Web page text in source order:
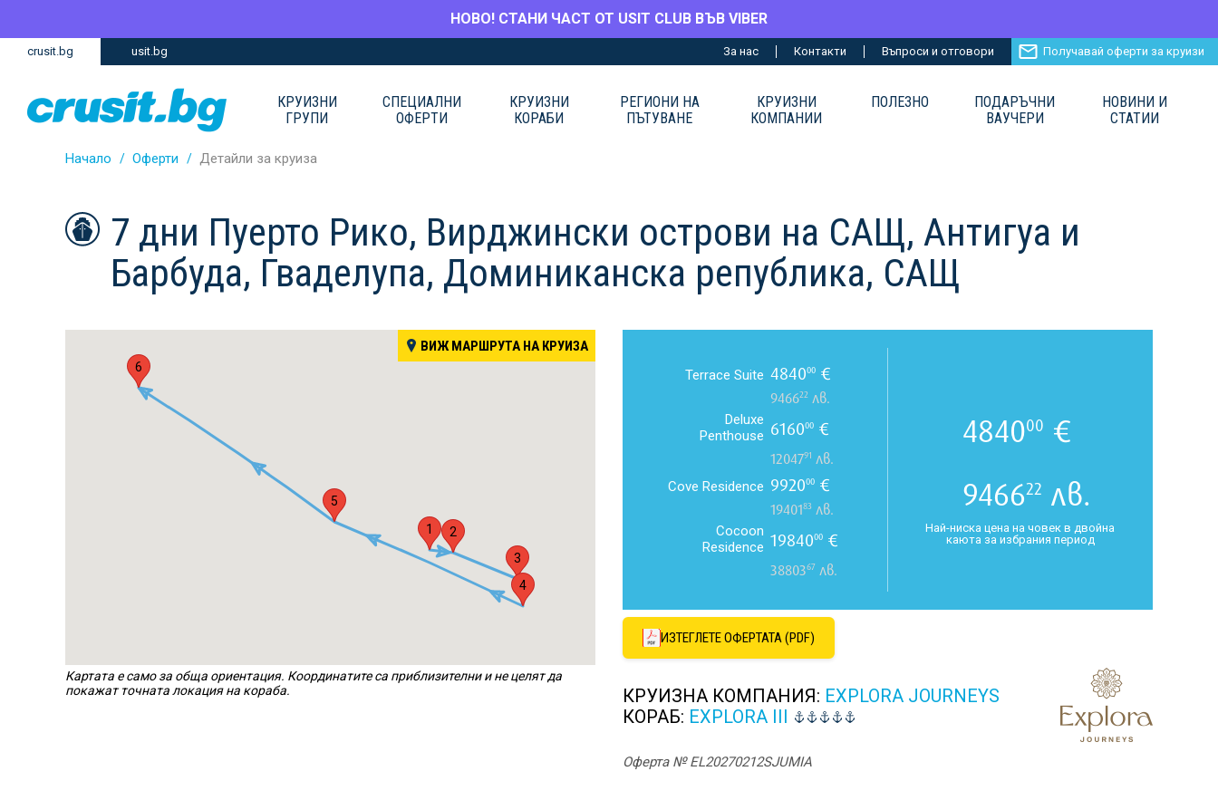
НОВО! СТАНИ ЧАСТ ОТ USIT CLUB ВЪВ VIBER
Премини
съдържание
Премини
crusit.bg usit.bg За нас Контакти Въпроси и отговори Получавай оферти за круизи
КРУИЗНИ
ГРУПИ
СПЕЦИАЛНИ
ОФЕРТИ
КРУИЗНИ
КОРАБИ
РЕГИОНИ НА
ПЪТУВАНЕ
КРУИЗНИ
КОМПАНИИ
ПОЛЕЗНО
ПОДАРЪЧНИ
ВАУЧЕРИ
НОВИНИ И
СТАТИИ
Начало Оферти Детайли за круиза
7 дни Пуерто Рико, Вирджински острови на САЩ, Антигуа и
Барбуда, Гваделупа, Доминиканска република, САЩ
1
2
3
4
5
6
ВИЖ МАРШРУТА НА КРУИЗА
Картата е само за обща ориентация. Координатите са приблизителни и не целят да
покажат точната локация на кораба.
Terrace Suite 484000 €
946622 лв.
Deluxe
Penthouse 616000 €
1204791 лв.
Cove Residence 992000 €
1940183 лв.
Cocoon
Residence 1984000 €
3880367 лв.
484000 €
946622 лв.
Най-ниска цена на човек в двойна
каюта за избрания период
ИЗТЕГЛЕТЕ ОФЕРТАТА (PDF)
КРУИЗНА КОМПАНИЯ: EXPLORA JOURNEYS
КОРАБ: EXPLORA III
Оферта № EL20270212SJUMIA